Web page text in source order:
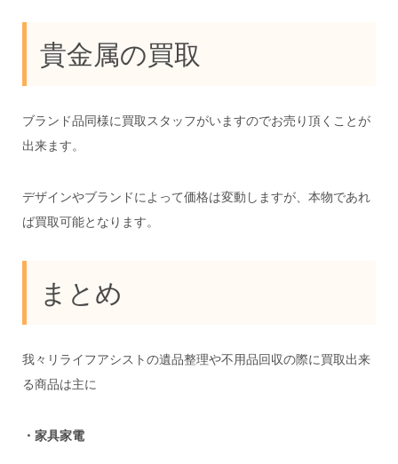
貴金属の買取
ブランド品同様に買取スタッフがいますのでお売り頂くことが
出来ます。
デザインやブランドによって価格は変動しますが、本物であれ
ば買取可能となります。
まとめ
我々リライフアシストの遺品整理や不用品回収の際に買取出来
る商品は主に
・家具家電